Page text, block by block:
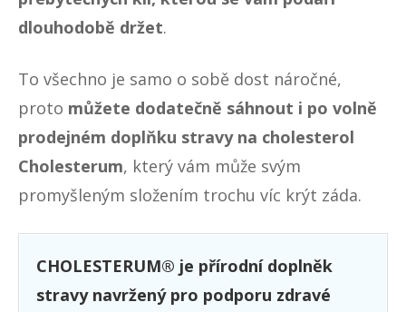
dlouhodobě držet.
To všechno je samo o sobě dost náročné,
proto můžete dodatečně sáhnout i po volně
prodejném doplňku stravy na cholesterol
Cholesterum, který vám může svým
promyšleným složením trochu víc krýt záda.
CHOLESTERUM® je přírodní doplněk
stravy navržený pro podporu zdravé